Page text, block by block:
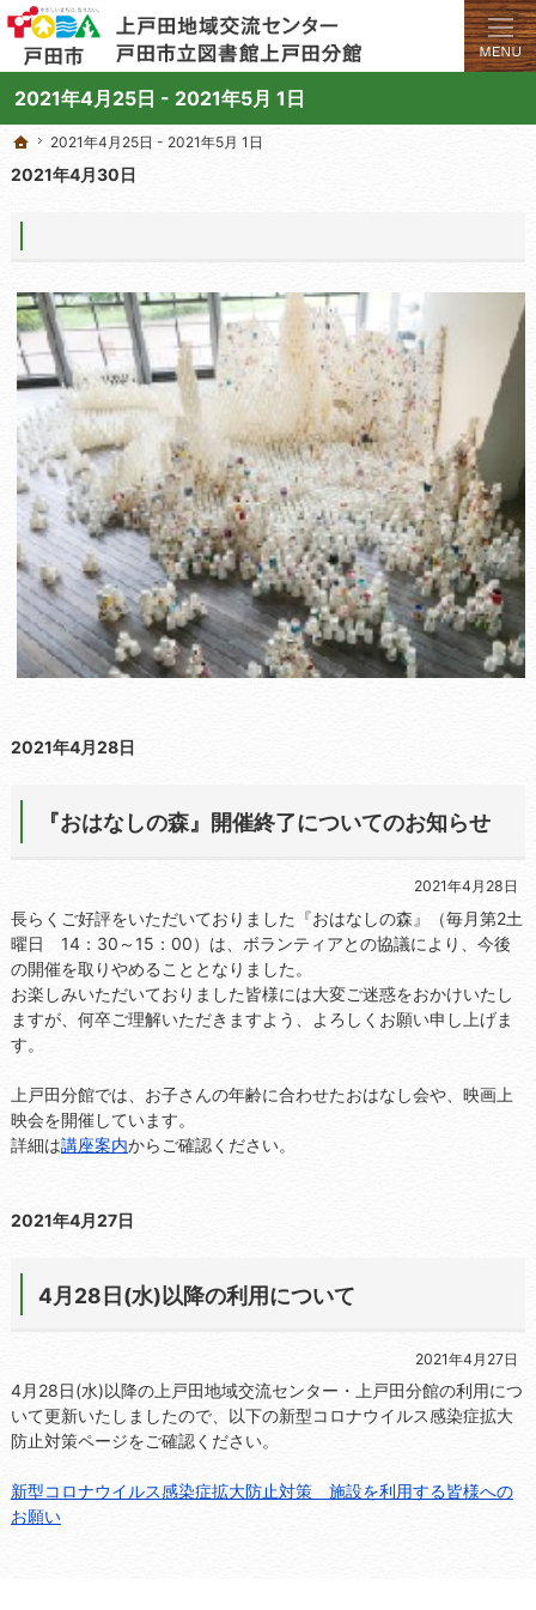
2021年4月25日 - 2021年5月 1日
学びと交流のプラットフォーム。地域の講座や施設をご案内しています。
上戸田地域交流センターや戸田市立図書館上戸田分館の総合案内サイト
ホーム
2021年4月25日 - 2021年5月 1日
2021年4月30日
2021年4月28日
『おはなしの森』開催終了についてのお知らせ
2021年4月28日
長らくご好評をいただいておりました『おはなしの森』（毎月第2土
曜日 14：30～15：00）は、ボランティアとの協議により、今後
の開催を取りやめることとなりました。
お楽しみいただいておりました皆様には大変ご迷惑をおかけいたし
ますが、何卒ご理解いただきますよう、よろしくお願い申し上げま
す。
上戸田分館では、お子さんの年齢に合わせたおはなし会や、映画上
映会を開催しています。
詳細は講座案内からご確認ください。
2021年4月27日
4月28日(水)以降の利用について
2021年4月27日
4月28日(水)以降の上戸田地域交流センター・上戸田分館の利用につ
いて更新いたしましたので、以下の新型コロナウイルス感染症拡大
防止対策ページをご確認ください。
新型コロナウイルス感染症拡大防止対策 施設を利用する皆様への
お願い
ホーム
2021年4月25日 - 2021年5月 1日